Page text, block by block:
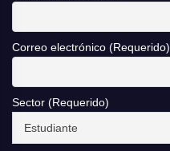
Correo electrónico (Requerido)
Sector (Requerido)